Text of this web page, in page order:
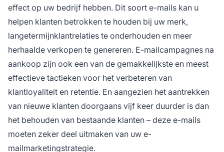
effect op uw bedrijf hebben. Dit soort e-mails kan u
helpen klanten betrokken te houden bij uw merk,
langetermijnklantrelaties te onderhouden en meer
herhaalde verkopen te genereren. E-mailcampagnes na
aankoop zijn ook een van de gemakkelijkste en meest
effectieve tactieken voor het verbeteren van
klantloyaliteit en retentie. En aangezien het aantrekken
van nieuwe klanten doorgaans vijf keer duurder is dan
het behouden van bestaande klanten – deze e-mails
moeten zeker deel uitmaken van uw e-
mailmarketingstrategie.